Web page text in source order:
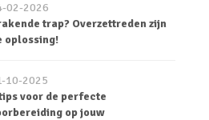
02-2026
trap? Overzettreden zijn
oplossing!
10-2025
voor de perfecte
op jouw